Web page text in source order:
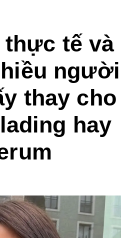
tế và
người
thay cho
hay